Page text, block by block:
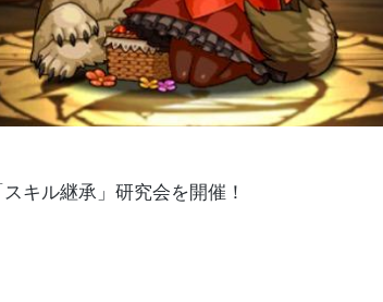
キル継承」研究会を開催！